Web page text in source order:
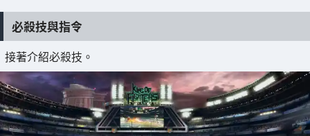
必殺技與指令
接著介紹必殺技。